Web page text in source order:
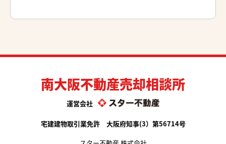
南大阪不動産売却相談所
運営会社
宅建建物取引業免許 大阪府知事(3）第56714号